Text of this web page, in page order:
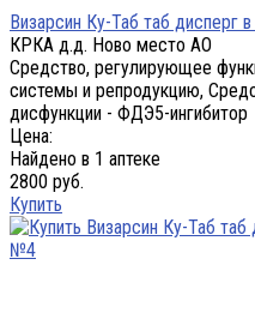
Визарсин Ку-Таб таб дисперг
КРКА д.д. Ново место АО
Средство, регулирующее
системы и репродукцию,
дисфункции - ФДЭ5-ингибитор
Цена:
Найдено в 1 аптеке
2800 руб.
Купить